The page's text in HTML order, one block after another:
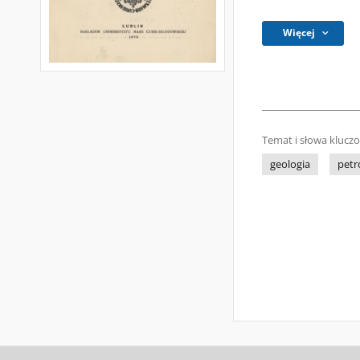
Więcej
Temat i słowa
geologia